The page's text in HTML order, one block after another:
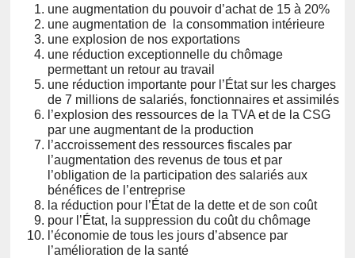
une augmentation du pouvoir d’achat de 15 à 20%
une augmentation de la consommation intérieure
une explosion de nos exportations
une réduction exceptionnelle du chômage
permettant un retour au travail
une réduction importante pour l’État sur les charges
de 7 millions de salariés, fonctionnaires et assimilés
l’explosion des ressources de la TVA et de la CSG
par une augmentant de la production
l’accroissement des ressources fiscales par
l’augmentation des revenus de tous et par
l’obligation de la participation des salariés aux
bénéfices de l’entreprise
la réduction pour l’État de la dette et de son coût
pour l’État, la suppression du coût du chômage
l’économie de tous les jours d’absence par
l’amélioration de la santé